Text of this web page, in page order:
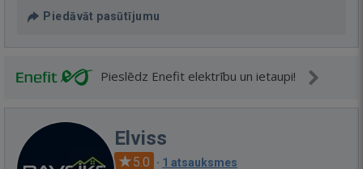
Piedāvāt pasūtījumu
Pieslēdz Enefit elektrību un ietaupi!
Elviss
5.0 · 1 atsauksmes